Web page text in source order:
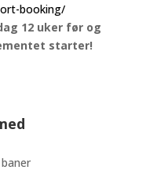
booking/
12 uker før og
starter!